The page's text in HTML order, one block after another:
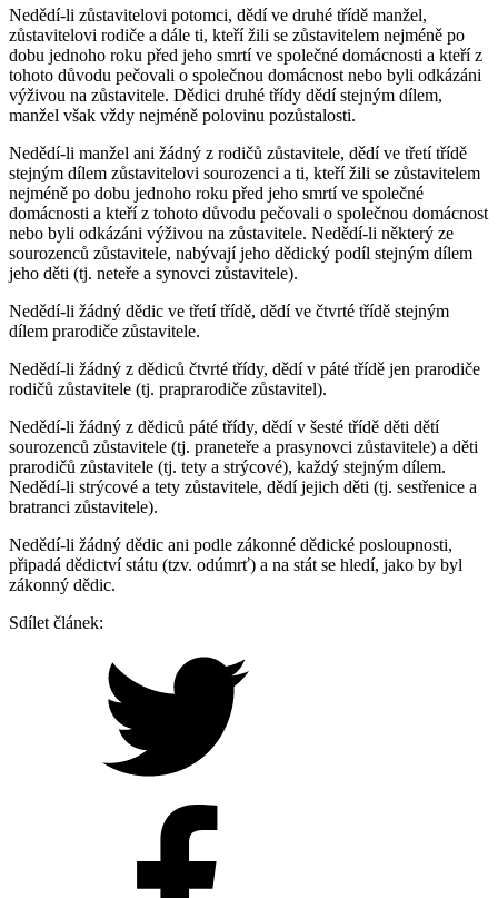
Nedědí-li zůstavitelovi potomci, dědí ve druhé třídě manžel,
zůstavitelovi rodiče a dále ti, kteří žili se zůstavitelem nejméně po
dobu jednoho roku před jeho smrtí ve společné domácnosti a kteří z
tohoto důvodu pečovali o společnou domácnost nebo byli odkázáni
výživou na zůstavitele. Dědici druhé třídy dědí stejným dílem,
manžel však vždy nejméně polovinu pozůstalosti.
Nedědí-li manžel ani žádný z rodičů zůstavitele, dědí ve třetí třídě
stejným dílem zůstavitelovi sourozenci a ti, kteří žili se zůstavitelem
nejméně po dobu jednoho roku před jeho smrtí ve společné
domácnosti a kteří z tohoto důvodu pečovali o společnou domácnost
nebo byli odkázáni výživou na zůstavitele. Nedědí-li některý ze
sourozenců zůstavitele, nabývají jeho dědický podíl stejným dílem
jeho děti (tj. neteře a synovci zůstavitele).
Nedědí-li žádný dědic ve třetí třídě, dědí ve čtvrté třídě stejným
dílem prarodiče zůstavitele.
Nedědí-li žádný z dědiců čtvrté třídy, dědí v páté třídě jen prarodiče
rodičů zůstavitele (tj. praprarodiče zůstavitel).
Nedědí-li žádný z dědiců páté třídy, dědí v šesté třídě děti dětí
sourozenců zůstavitele (tj. praneteře a prasynovci zůstavitele) a děti
prarodičů zůstavitele (tj. tety a strýcové), každý stejným dílem.
Nedědí-li strýcové a tety zůstavitele, dědí jejich děti (tj. sestřenice a
bratranci zůstavitele).
Nedědí-li žádný dědic ani podle zákonné dědické posloupnosti,
připadá dědictví státu (tzv. odúmrť) a na stát se hledí, jako by byl
zákonný dědic.
Sdílet článek: